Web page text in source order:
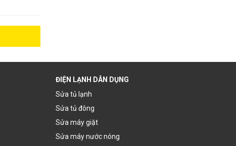
ĐIỆN LẠNH DÂN DỤNG
Sửa tủ lạnh
Sửa tủ đông
Sửa máy giặt
Sửa máy nước nóng